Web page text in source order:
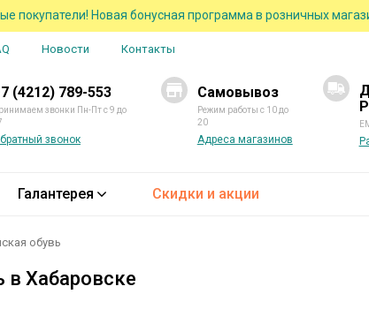
покупатели! Новая бонусная программа в розничных
Новости Контакты
(4212) 789-553
звонки Пн-Пт с 9 до
звонок
Самовывоз
Режим работы с 10 до
20
Адреса магазинов
Галантерея Скидки и акции
обувь
в Хабаровске